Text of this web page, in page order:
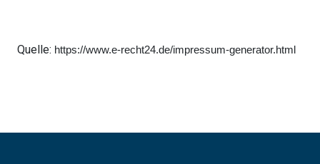
Quelle: https://www.e-recht24.de/impressum-generator.html